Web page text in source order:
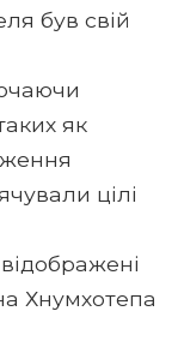
був свій
як
цілі
Хнумхотепа